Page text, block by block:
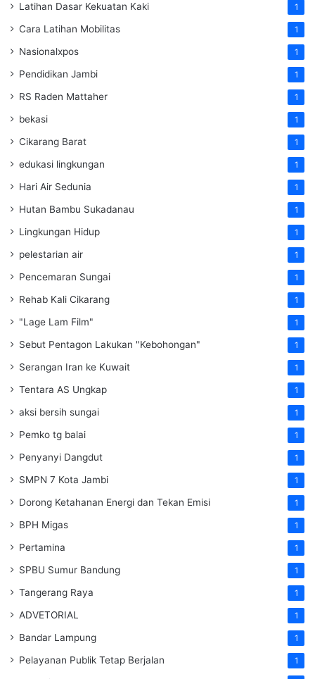
Latihan Dasar Kekuatan Kaki 1
Cara Latihan Mobilitas 1
Nasionalxpos 1
Pendidikan Jambi 1
RS Raden Mattaher 1
bekasi 1
Cikarang Barat 1
edukasi lingkungan 1
Hari Air Sedunia 1
Hutan Bambu Sukadanau 1
Lingkungan Hidup 1
pelestarian air 1
Pencemaran Sungai 1
Rehab Kali Cikarang 1
"Lage Lam Film" 1
Sebut Pentagon Lakukan "Kebohongan" 1
Serangan Iran ke Kuwait 1
Tentara AS Ungkap 1
aksi bersih sungai 1
Pemko tg balai 1
Penyanyi Dangdut 1
SMPN 7 Kota Jambi 1
Dorong Ketahanan Energi dan Tekan Emisi 1
BPH Migas 1
Pertamina 1
SPBU Sumur Bandung 1
Tangerang Raya 1
ADVETORIAL 1
Bandar Lampung 1
Pelayanan Publik Tetap Berjalan 1